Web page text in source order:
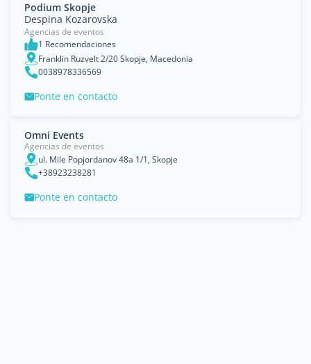
Podium Skopje
Despina Kozarovska
Agencias de eventos
1 Recomendaciones
Franklin Ruzvelt 2/20 Skopje, Macedonia
0038978336569
Ponte en contacto
Omni Events
Agencias de eventos
ul. Mile Popjordanov 48a 1/1, Skopje
+38923238281
Ponte en contacto